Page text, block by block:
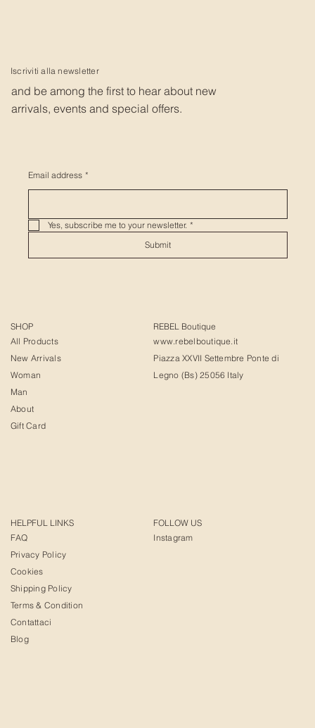
Iscriviti alla newsletter
and be among the first to hear about new
arrivals, events and special offers.
Email address *
Yes, subscribe me to your newsletter. *
Submit
SHOP
All Products
New Arrivals
Woman
Man
About
Gift Card
REBEL Boutique
www.rebelboutique.it
Piazza XXVII Settembre Ponte di
Legno (Bs) 25056 Italy
HELPFUL LINKS
FAQ
Privacy Policy
Cookies
Shipping Policy
Terms & Condition
Contattaci
Blog
FOLLOW US
Instagram